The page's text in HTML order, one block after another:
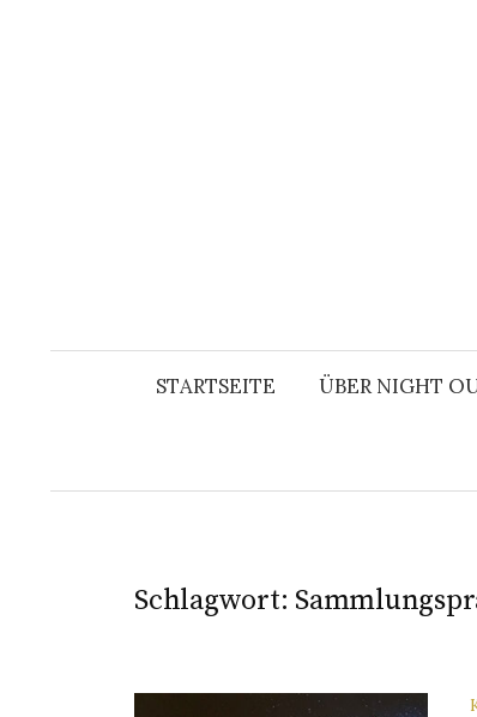
STARTSEITE ÜBER NIGHT
Schlagwort: